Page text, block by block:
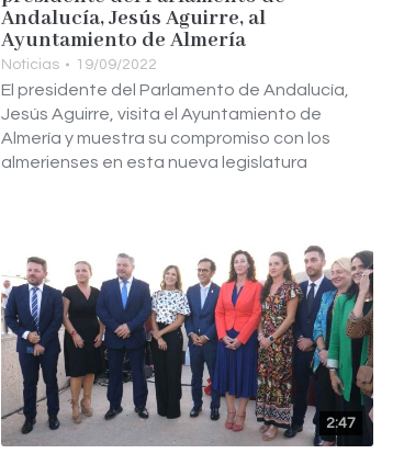
Andalucía, Jesús Aguirre, al
Ayuntamiento de Almería
Noticias 19/09/2022
El presidente del Parlamento de Andalucía,
Jesús Aguirre, visita el Ayuntamiento de
Almería y muestra su compromiso con los
almerienses en esta nueva legislatura
2:47